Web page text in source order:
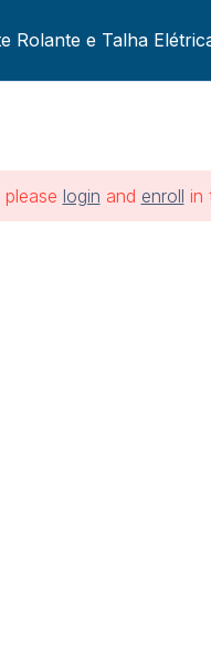
Rolante e Talha
login and enroll in